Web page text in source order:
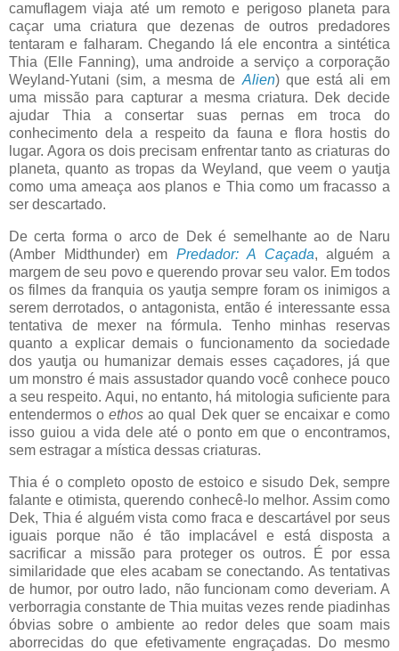
camuflagem viaja até um remoto e perigoso planeta para
caçar uma criatura que dezenas de outros predadores
tentaram e falharam. Chegando lá ele encontra a sintética
Thia (Elle Fanning), uma androide a serviço a corporação
Weyland-Yutani (sim, a mesma de Alien) que está ali em
uma missão para capturar a mesma criatura. Dek decide
ajudar Thia a consertar suas pernas em troca do
conhecimento dela a respeito da fauna e flora hostis do
lugar. Agora os dois precisam enfrentar tanto as criaturas do
planeta, quanto as tropas da Weyland, que veem o yautja
como uma ameaça aos planos e Thia como um fracasso a
ser descartado.
De certa forma o arco de Dek é semelhante ao de Naru
(Amber Midthunder) emPredador: A Caçada, alguém a
margem de seu povo e querendo provar seu valor. Em todos
os filmes da franquia os yautja sempre foram os inimigos a
serem derrotados, o antagonista, então é interessante essa
tentativa de mexer na fórmula. Tenho minhas reservas
quanto a explicar demais o funcionamento da sociedade
dos yautja ou humanizar demais esses caçadores, já que
um monstro é mais assustador quando você conhece pouco
a seu respeito. Aqui, no entanto, há mitologia suficiente para
entendermos oethosao qual Dek quer se encaixar e como
isso guiou a vida dele até o ponto em que o encontramos,
sem estragar a mística dessas criaturas.
Thia é o completo oposto de estoico e sisudo Dek, sempre
falante e otimista, querendo conhecê-lo melhor. Assim como
Dek, Thia é alguém vista como fraca e descartável por seus
iguais porque não é tão implacável e está disposta a
sacrificar a missão para proteger os outros. É por essa
similaridade que eles acabam se conectando. As tentativas
de humor, por outro lado, não funcionam como deveriam. A
verborragia constante de Thia muitas vezes rende piadinhas
óbvias sobre o ambiente ao redor deles que soam mais
aborrecidas do que efetivamente engraçadas. Do mesmo